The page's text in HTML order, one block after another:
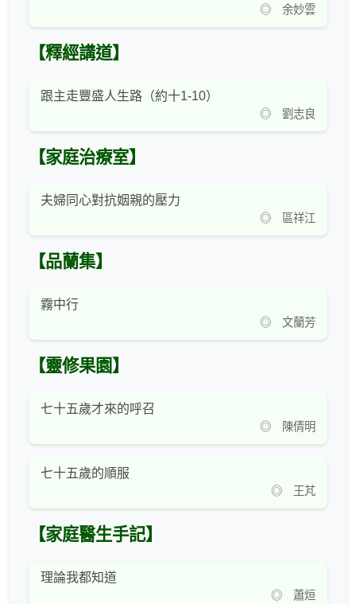
◎ 余妙雲
【釋經講道】
跟主走豐盛人生路（約十1-10）
◎ 劉志良
【家庭治療室】
夫婦同心對抗姻親的壓力
◎ 區祥江
【品蘭集】
霧中行
◎ 文蘭芳
【靈修果園】
七十五歲才來的呼召
◎ 陳倩明
七十五歲的順服
◎ 王芃
【家庭醫生手記】
理論我都知道
◎ 蕭烜